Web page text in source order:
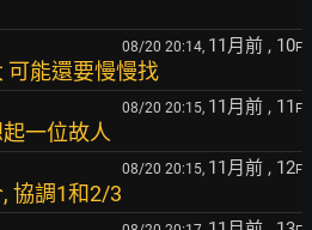
08/20 20:14, 11月前 , 10F
可能還要慢慢找
08/20 20:15, 11月前 , 11 F
一位故人
08/20 20:15, 11月前 , 12F
協調1和2/3